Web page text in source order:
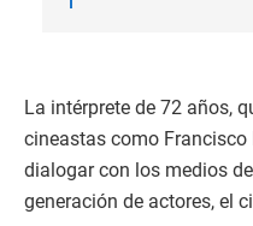
La intérprete de 72 años,
cineastas como
dialogar con los medios
generación de actores, el